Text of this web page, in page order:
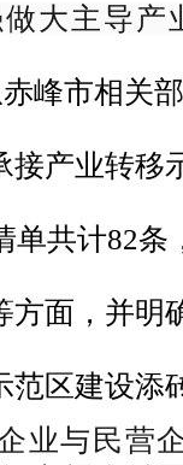
大主导产
峰市相关
接产业转
单共计82
方面，并明
范区建设添
业与民营